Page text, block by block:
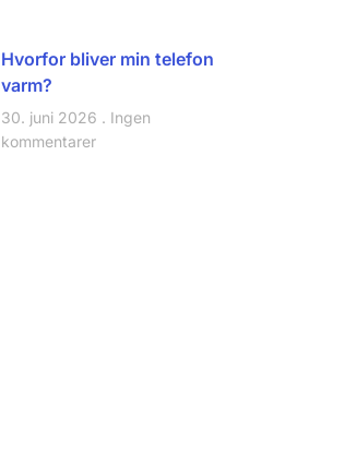
Hvorfor bliver min telefon
varm?
30. juni 2026
Ingen
kommentarer